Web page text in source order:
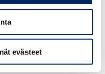
evästeet